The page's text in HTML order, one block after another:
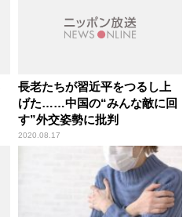
長老たちが習近平をつるし上
げた……中国の“みんな敵に回
す”外交姿勢に批判
2020.08.17